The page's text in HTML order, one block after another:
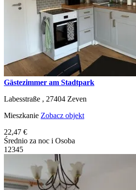
Gästezimmer am Stadtpark
Labesstraße , 27404 Zeven
Mieszkanie Zobacz objekt
22,47 €
Średnio za noc i Osoba
1 2345